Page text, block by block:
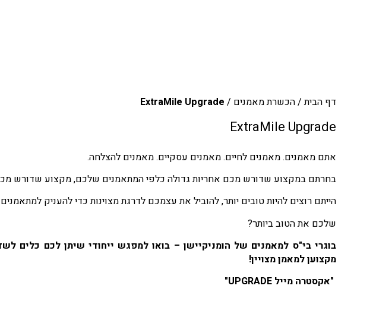
דף הבית/הכשרת מאמנים /
ExtraMile Upgrade
ExtraMile Upgrade
אתם מאמנים. מאמנים לחיים. מאמנים עסקיים. מאמנים להצלחה.
בחרתם במקצוע שדורש מכם אחריות גדולה כלפי המתאמנים שלכם, מקצוע שדורש מכם
הייתם רוצים להיות טובים יותר, להוביל את עצמכם לדרגת מצוינות כדי להעניק למתאמנים
שלכם את הטוב ביותר?
בוגרי בי"ס למאמנים של הומניקיישן – בואו למפגש ייחודי שיתן לכם כלים
מקצוען למאמן מצויין!
"אקסטרה מייל UPGRADE"